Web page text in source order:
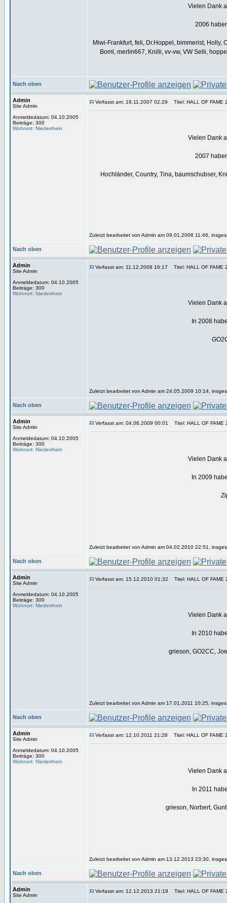
Vielen Dank
2006
Miwi-Frankfurt, feli, Dr.Hoppel, bimmerist,
Boml, merlin667, Knilli, vv-vw, VW Selli,
Nach oben
Admin
Site Admin
Anmeldedatum: 04.10.2005
Beiträge: 300
Wohnort: Niederrhein
Verfasst am: 19.11.2007 02:29 Titel: HALL OF FAME
Vielen Dank
2007
Hochländer, Country, Tina, baumschubser,
Zuletzt bearbeitet von Admin am 09.01.2008 11:46,
Nach oben
Admin
Site Admin
Anmeldedatum: 04.10.2005
Beiträge: 300
Wohnort: Niederrhein
Verfasst am: 11.12.2008 16:17 Titel: HALL OF FAME
Vielen Dank
In 2008
Zuletzt bearbeitet von Admin am 24.05.2009 10:14,
Nach oben
Admin
Site Admin
Anmeldedatum: 04.10.2005
Beiträge: 300
Wohnort: Niederrhein
Verfasst am: 04.06.2009 00:01 Titel: HALL OF FAME
Vielen Dank
In 2009
Zuletzt bearbeitet von Admin am 04.02.2010 22:51,
Nach oben
Admin
Site Admin
Anmeldedatum: 04.10.2005
Beiträge: 300
Wohnort: Niederrhein
Verfasst am: 15.12.2010 01:32 Titel: HALL OF FAME
Vielen Dank
In 2010
grieson, GO2CC,
Zuletzt bearbeitet von Admin am 17.01.2011 10:25,
Nach oben
Admin
Site Admin
Anmeldedatum: 04.10.2005
Beiträge: 300
Wohnort: Niederrhein
Verfasst am: 12.10.2011 21:28 Titel: HALL OF FAME
Vielen Dank
In 2011
grieson, Norbert,
Zuletzt bearbeitet von Admin am 13.12.2013 23:30,
Nach oben
Admin
Site Admin
Verfasst am: 12.12.2013 21:19 Titel: HALL OF FAME